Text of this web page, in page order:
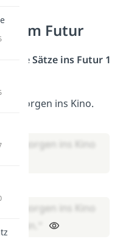
zum Futur
die Sätze ins Futur 1
morgen ins Kino.
morgen ins Kino
morgen ins Kino
sein.“